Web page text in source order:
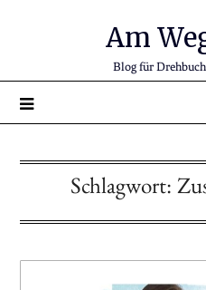
Am
Blog für
Schlagwort: